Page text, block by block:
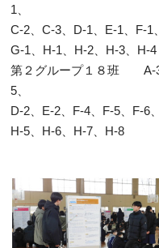
1、
C-2、C-3、D-1、E-1、F-1
G-1、H-1、H-2、H-3、H-4
第２グループ１８班 A-3
5、
D-2、E-2、F-4、F-5、F-6
H-5、H-6、H-7、H-8